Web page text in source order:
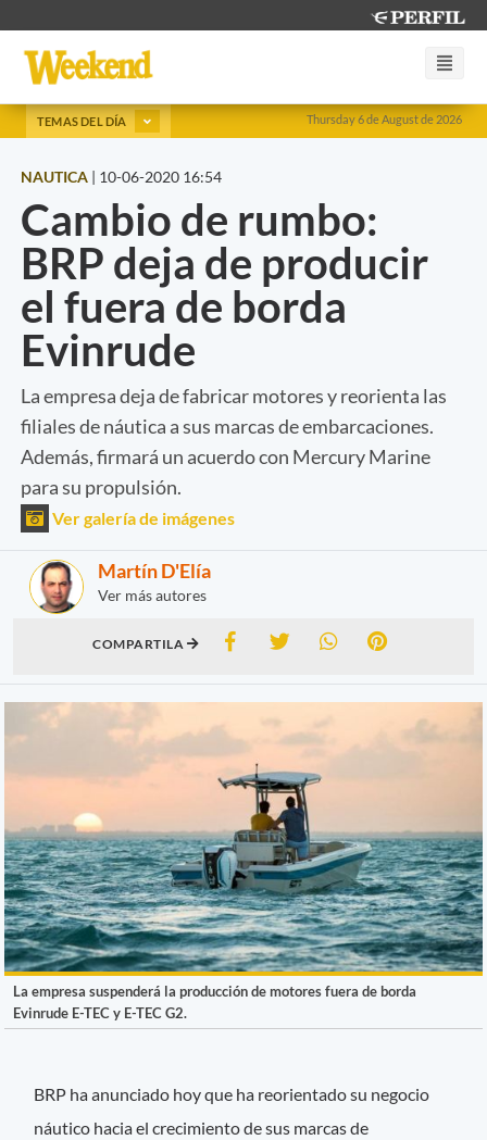
Thursday 6 de August de 2026
TEMAS DEL DÍA
NAUTICA | 10-06-2020 16:54
Cambio de rumbo:
BRP deja de producir
el fuera de borda
Evinrude
La empresa deja de fabricar motores y reorienta las
filiales de náutica a sus marcas de embarcaciones.
Además, firmará un acuerdo con Mercury Marine
para su propulsión.
Ver galería de imágenes
Martín D'Elía
Ver más autores
COMPARTILA
La empresa suspenderá la producción de motores fuera de borda
Evinrude E-TEC y E-TEC G2.
BRP ha anunciado hoy que ha reorientado su negocio
náutico hacia el crecimiento de sus marcas de